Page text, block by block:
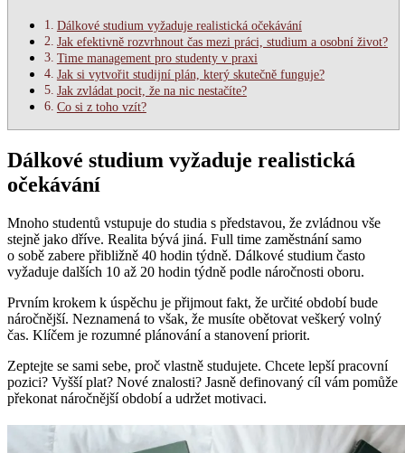
Dálkové studium vyžaduje realistická očekávání
Jak efektivně rozvrhnout čas mezi práci, studium a osobní život?
Time management pro studenty v praxi
Jak si vytvořit studijní plán, který skutečně funguje?
Jak zvládat pocit, že na nic nestačíte?
Co si z toho vzít?
Dálkové studium vyžaduje realistická
očekávání
Mnoho studentů vstupuje do studia s představou, že zvládnou vše
stejně jako dříve. Realita bývá jiná. Full time zaměstnání samo
o sobě zabere přibližně 40 hodin týdně. Dálkové studium často
vyžaduje dalších 10 až 20 hodin týdně podle náročnosti oboru.
Prvním krokem k úspěchu je přijmout fakt, že určité období bude
náročnější. Neznamená to však, že musíte obětovat veškerý volný
čas. Klíčem je rozumné plánování a stanovení priorit.
Zeptejte se sami sebe, proč vlastně studujete. Chcete lepší pracovní
pozici? Vyšší plat? Nové znalosti? Jasně definovaný cíl vám pomůže
překonat náročnější období a udržet motivaci.